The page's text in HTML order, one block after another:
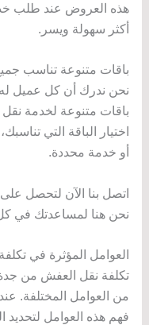
هذه العروض عند طلب
أكثر سهولة ويسر.
باقات متنوعة تناسب
نحن ندرك أن كل عميل له
باقات متنوعة لخدمة
اختيار الباقة التي
أو خدمة محددة.
اتصل بنا الآن لتحصل
نحن هنا لمساعدتك في
العوامل المؤثرة في
تكلفة نقل العفش من جدة
من العوامل المختلفة.
فهم هذه العوامل لتحديد